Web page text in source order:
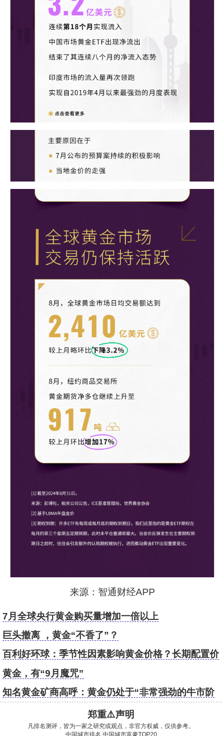
来源：智通财经APP
7月全球央行黄金购买量增加一倍以上
巨头撤离 ，黄金“不香了”？
百利好环球：季节性因素影响黄金价格？长期配置价
值仍存
黄金，有“9月魔咒”
知名黄金矿商高呼：黄金仍处于“非常强劲的牛市阶
郑重⚠️声明
凡排名测评，皆为一家之研究或观点，非官方权威，仅供参考。